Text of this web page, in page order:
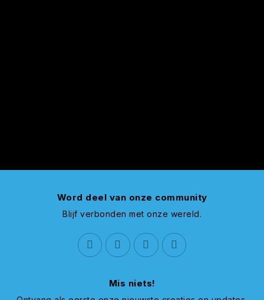
Word deel van onze community
Blijf verbonden met onze wereld.
Mis niets!